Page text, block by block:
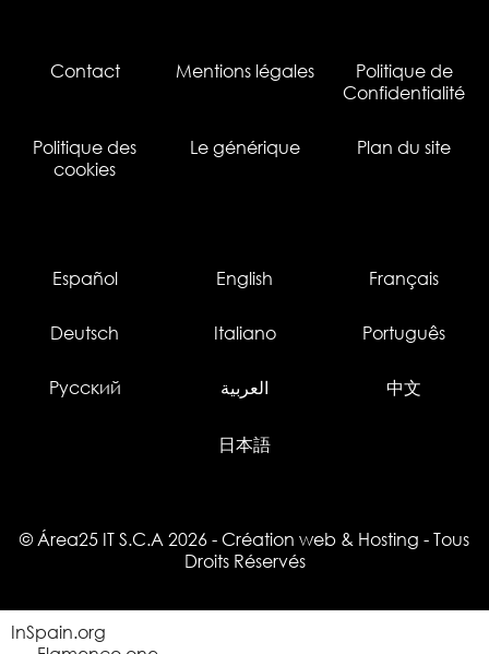
Contact Mentions légales
Politique de
Confidentialité
Politique des
cookies
Le générique Plan du site
Español English Français
Deutsch Italiano Português
Русский العربية 中文
日本語
© Área25 IT S.C.A 2026 - Création web & Hosting - Tous
Droits Réservés
InSpain.org